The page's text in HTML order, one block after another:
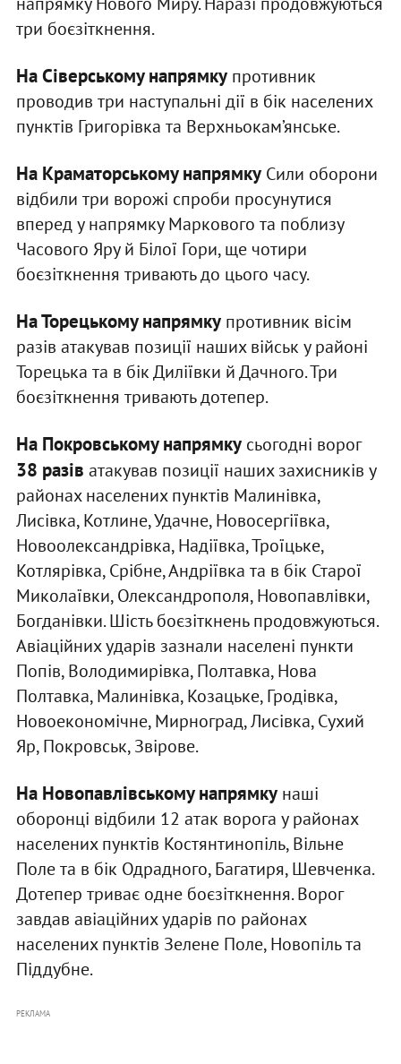
три боєзіткнення.
На Сіверському напрямкупротивник
проводив три наступальні дії в бік населених
пунктів Григорівка та Верхньокам’янське.
На Краматорському напрямкуСили оборони
відбили три ворожі спроби просунутися
вперед у напрямку Маркового та поблизу
Часового Яру й Білої Гори, ще чотири
боєзіткнення тривають до цього часу.
На Торецькому напрямкупротивник вісім
разів атакував позиції наших військ у районі
Торецька та в бік Диліївки й Дачного. Три
боєзіткнення тривають дотепер.
На Покровському напрямкусьогодні ворог
38 разів атакував позиції наших захисників у
районах населених пунктів Малинівка,
Лисівка, Котлине, Удачне, Новосергіївка,
Новоолександрівка, Надіївка, Троїцьке,
Котлярівка, Срібне, Андріївка та в бік Старої
Миколаївки, Олександрополя, Новопавлівки,
Богданівки. Шість боєзіткнень продовжуються.
Авіаційних ударів зазнали населені пункти
Попів, Володимирівка, Полтавка, Нова
Полтавка, Малинівка, Козацьке, Гродівка,
Новоекономічне, Мирноград, Лисівка, Сухий
Яр, Покровськ, Звірове.
На Новопавлівському напрямкунаші
оборонці відбили 12 атак ворога у районах
населених пунктів Костянтинопіль, Вільне
Поле та в бік Одрадного, Багатиря, Шевченка.
Дотепер триває одне боєзіткнення. Ворог
завдав авіаційних ударів по районах
населених пунктів Зелене Поле, Новопіль та
Піддубне.
РЕКЛАМА